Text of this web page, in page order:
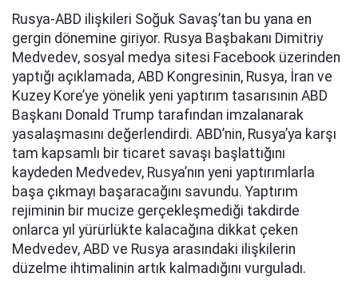
Rusya-ABD ilişkileri Soğuk Savaş’tan bu yana en
gergin dönemine giriyor. Rusya Başbakanı Dimitriy
Medvedev, sosyal medya sitesi Facebook üzerinden
yaptığı açıklamada, ABD Kongresinin, Rusya, İran ve
Kuzey Kore’ye yönelik yeni yaptırım tasarısının ABD
Başkanı Donald Trump tarafından imzalanarak
yasalaşmasını değerlendirdi. ABD’nin, Rusya’ya karşı
tam kapsamlı bir ticaret savaşı başlattığını
kaydeden Medvedev, Rusya’nın yeni yaptırımlarla
başa çıkmayı başaracağını savundu. Yaptırım
rejiminin bir mucize gerçekleşmediği takdirde
onlarca yıl yürürlükte kalacağına dikkat çeken
Medvedev, ABD ve Rusya arasındaki ilişkilerin
düzelme ihtimalinin artık kalmadığını vurguladı.